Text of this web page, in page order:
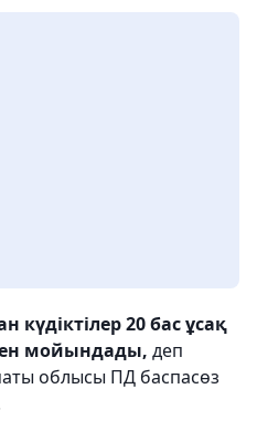
күдіктілер 20 бас ұсақ
мойындады, деп
облысы ПД баспасөз